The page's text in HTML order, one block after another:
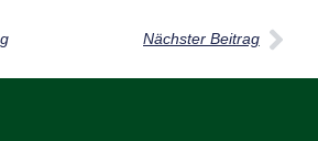
Nächster Beitrag